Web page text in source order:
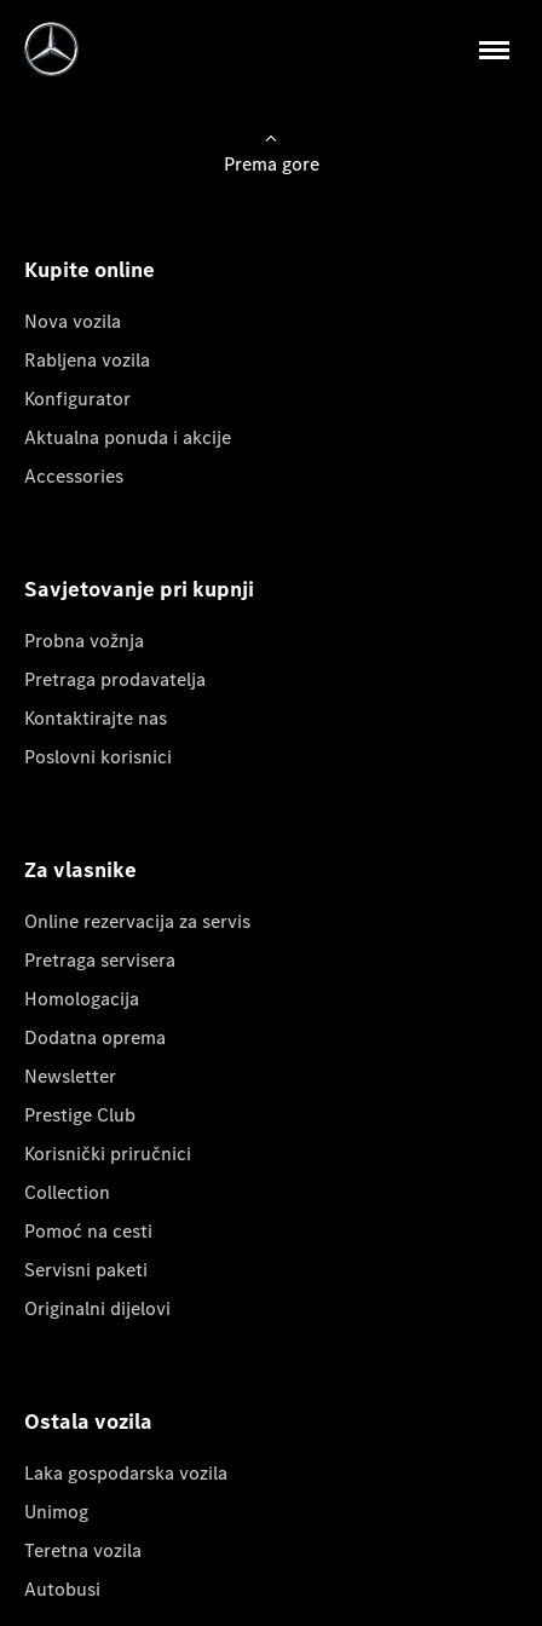
Prema gore
Kupite online
Nova vozila
Rabljena vozila
Konfigurator
Aktualna ponuda i akcije
Accessories
Savjetovanje pri kupnji
Probna vožnja
Pretraga prodavatelja
Kontaktirajte nas
Poslovni korisnici
Za vlasnike
Online rezervacija za servis
Pretraga servisera
Homologacija
Dodatna oprema
Newsletter
Prestige Club
Korisnički priručnici
Collection
Pomoć na cesti
Servisni paketi
Originalni dijelovi
Ostala vozila
Laka gospodarska vozila
Unimog
Teretna vozila
Autobusi